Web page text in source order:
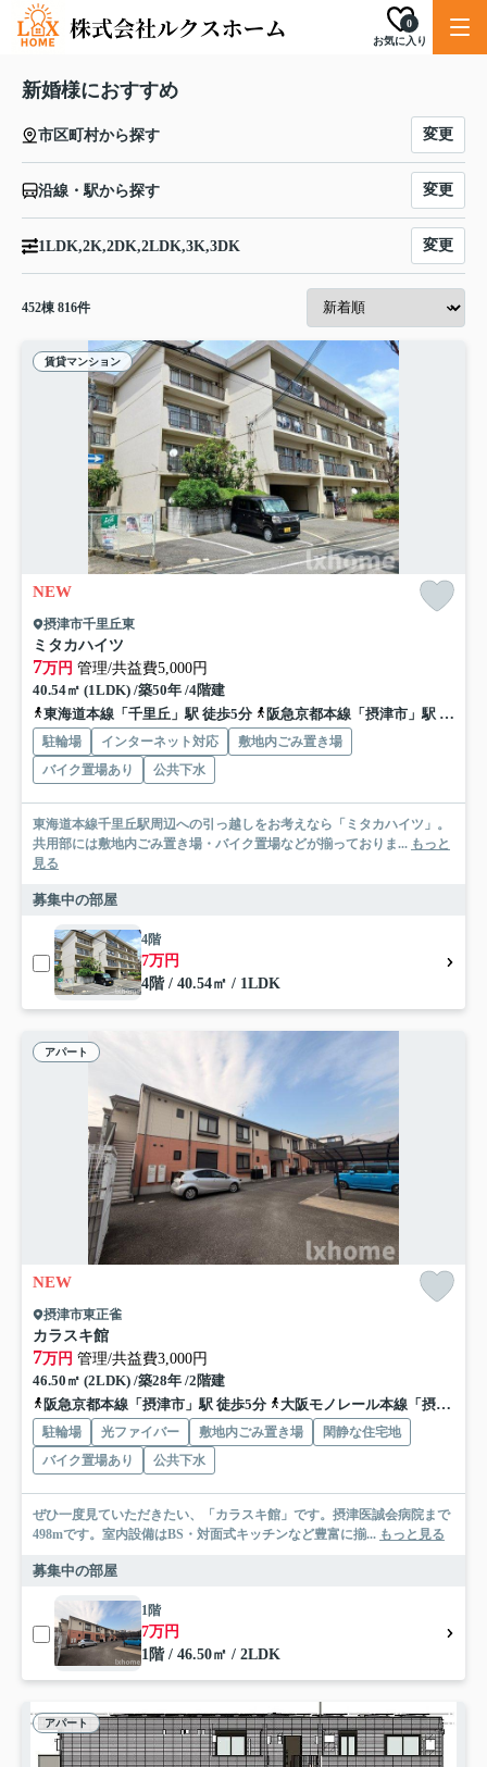
お気に入り
0
新婚様におすすめ
市区町村から探す 変更
沿線・駅から探す 変更
1LDK,2K,2DK,2LDK,3K,3DK 変更
452棟 816件
賃貸マンション
NEW
摂津市千里丘東
ミタカハイツ
7万円 管理/共益費5,000円
40.54㎡ (1LDK) /築50年 /4階建
東海道本線「千里丘」駅 徒歩5分
阪急京都本線「摂津市」駅 徒歩7分
駐輪場 インターネット対応
敷地内ごみ置き場
バイク置場あり
公共下水
東海道本線千里丘駅周辺への引っ越しをお考えなら「ミタカハイツ」。
共用部には敷地内ごみ置き場・バイク置場などが揃っておりま... もっと
見る
募集中の部屋
4階
7万円
4階 / 40.54㎡ / 1LDK
アパート
NEW
摂津市東正雀
カラスキ館
7万円 管理/共益費3,000円
46.50㎡ (2LDK) /築28年 /2階建
阪急京都本線「摂津市」駅 徒歩5分
大阪モノレール本線「摂津」駅 徒歩15分
駐輪場 光ファイバー 敷地内ごみ置き場
閑静な住宅地
バイク置場あり
公共下水
ぜひ一度見ていただきたい、「カラスキ館」です。摂津医誠会病院まで
498mです。室内設備はBS・対面式キッチンなど豊富に揃... もっと見る
募集中の部屋
1階
7万円
1階 / 46.50㎡ / 2LDK
アパート